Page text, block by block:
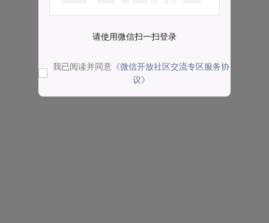
请使用微信扫一扫登录
我已阅读并同意 《微信开放社区交流专区服务协
议》